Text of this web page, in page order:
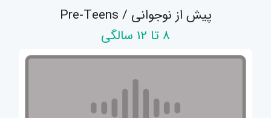
پیش از نوجوانی / Pre-Teens
8 تا 12 سالگی